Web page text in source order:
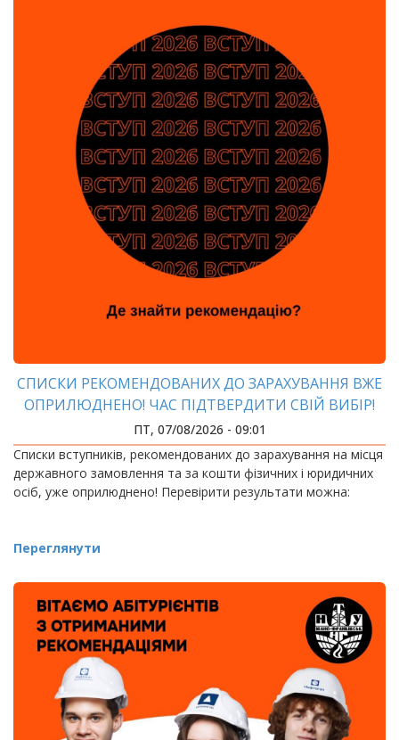
СПИСКИ РЕКОМЕНДОВАНИХ ДО ЗАРАХУВАННЯ ВЖЕ
ОПРИЛЮДНЕНО! ЧАС ПІДТВЕРДИТИ СВІЙ ВИБІР!
ПТ, 07/08/2026 - 09:01
Списки вступників, рекомендованих до зарахування на місця
державного замовлення та за кошти фізичних і юридичних
осіб, уже оприлюднено! Перевірити результати можна:
Переглянути